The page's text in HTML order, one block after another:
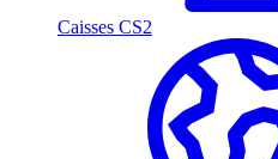
Caisses CS2